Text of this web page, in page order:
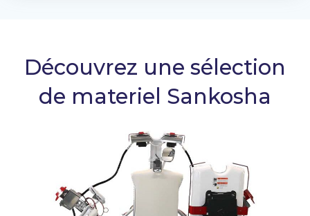
Découvrez une sélection
de materiel Sankosha